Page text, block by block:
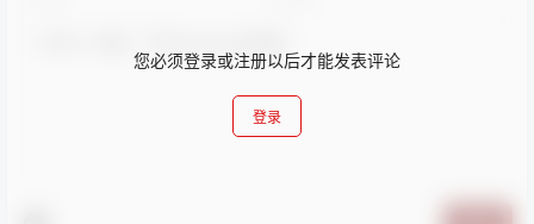
您必须登录或注册以后才能发表评论
登录